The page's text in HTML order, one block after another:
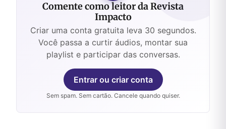
Comente como leitor da Revista
Impacto
Criar uma conta gratuita leva 30 segundos.
Você passa a curtir áudios, montar sua
playlist e participar das conversas.
Entrar ou criar conta
Sem spam. Sem cartão. Cancele quando quiser.